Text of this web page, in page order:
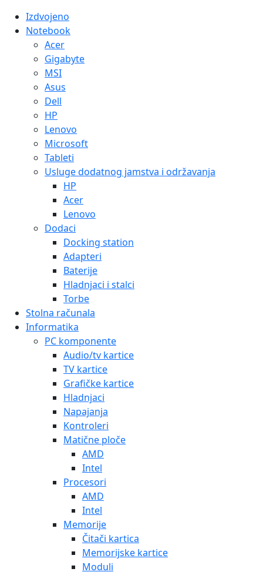
Izdvojeno
Notebook
Acer
Gigabyte
MSI
Asus
Dell
HP
Lenovo
Microsoft
Tableti
Usluge dodatnog jamstva i održavanja
HP
Acer
Lenovo
Dodaci
Docking station
Adapteri
Baterije
Hladnjaci i stalci
Torbe
Stolna računala
Informatika
PC komponente
Audio/tv kartice
TV kartice
Grafičke kartice
Hladnjaci
Napajanja
Kontroleri
Matične ploče
AMD
Intel
Procesori
AMD
Intel
Memorije
Čitači kartica
Memorijske kartice
Moduli